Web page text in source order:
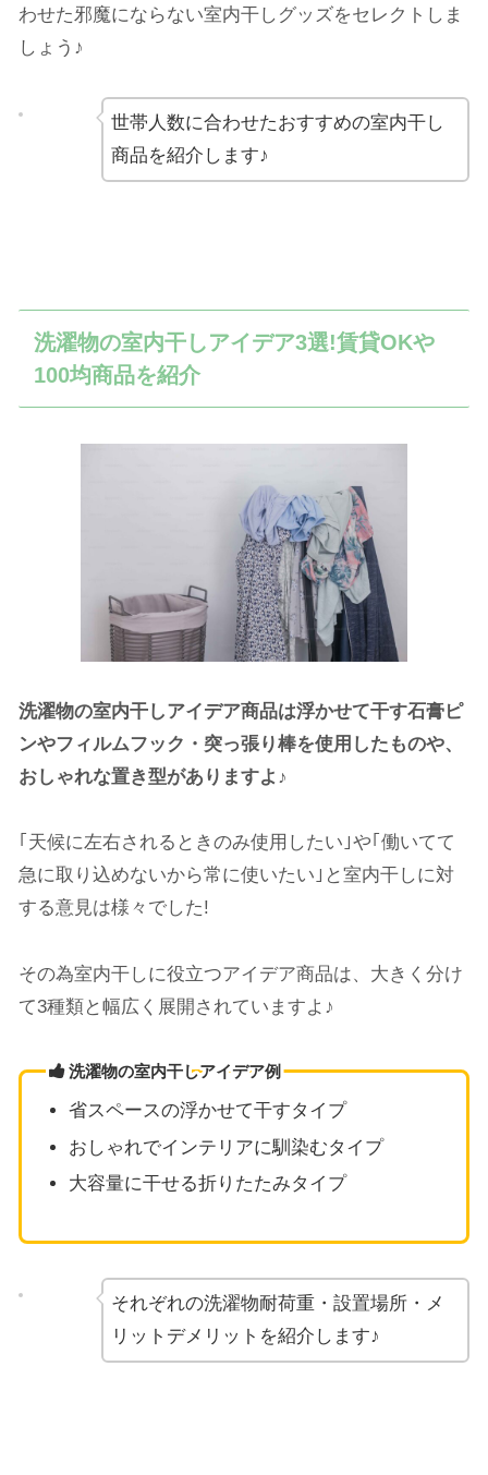
わせた邪魔にならない室内干しグッズをセレクトしま
しょう♪
世帯人数に合わせたおすすめの室内干し
商品を紹介します♪
洗濯物の室内干しアイデア3選!賃貸OKや
100均商品を紹介
洗濯物の室内干しアイデア商品は浮かせて干す石膏ピ
ンやフィルムフック・突っ張り棒を使用したものや、
おしゃれな置き型がありますよ♪
｢天候に左右されるときのみ使用したい｣や｢働いてて
急に取り込めないから常に使いたい｣と室内干しに対
する意見は様々でした!
その為室内干しに役立つアイデア商品は、大きく分け
て3種類と幅広く展開されていますよ♪
洗濯物の室内干しアイデア例
省スペースの浮かせて干すタイプ
おしゃれでインテリアに馴染むタイプ
大容量に干せる折りたたみタイプ
それぞれの洗濯物耐荷重・設置場所・メ
リットデメリットを紹介します♪